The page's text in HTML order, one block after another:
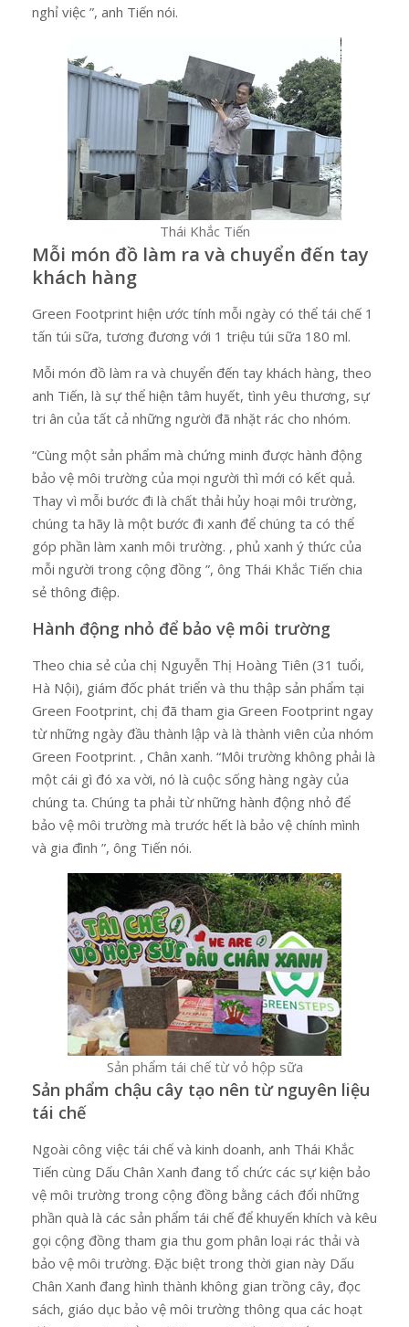
nghỉ việc ”, anh Tiến nói.
Thái Khắc Tiến
Mỗi món đồ làm ra và chuyển đến tay
khách hàng
Green Footprint hiện ước tính mỗi ngày có thể tái chế 1
tấn túi sữa, tương đương với 1 triệu túi sữa 180 ml.
Mỗi món đồ làm ra và chuyển đến tay khách hàng, theo
anh Tiến, là sự thể hiện tâm huyết, tình yêu thương, sự
tri ân của tất cả những người đã nhặt rác cho nhóm.
“Cùng một sản phẩm mà chứng minh được hành động
bảo vệ môi trường của mọi người thì mới có kết quả.
Thay vì mỗi bước đi là chất thải hủy hoại môi trường,
chúng ta hãy là một bước đi xanh để chúng ta có thể
góp phần làm xanh môi trường. , phủ xanh ý thức của
mỗi người trong cộng đồng ”, ông Thái Khắc Tiến chia
sẻ thông điệp.
Hành động nhỏ để bảo vệ môi trường
Theo chia sẻ của chị Nguyễn Thị Hoàng Tiên (31 tuổi,
Hà Nội), giám đốc phát triển và thu thập sản phẩm tại
Green Footprint, chị đã tham gia Green Footprint ngay
từ những ngày đầu thành lập và là thành viên của nhóm
Green Footprint. , Chân xanh. “Môi trường không phải là
một cái gì đó xa vời, nó là cuộc sống hàng ngày của
chúng ta. Chúng ta phải từ những hành động nhỏ để
bảo vệ môi trường mà trước hết là bảo vệ chính mình
và gia đình ”, ông Tiến nói.
Sản phẩm tái chế từ vỏ hộp sữa
Sản phẩm chậu cây tạo nên từ nguyên liệu
tái chế
Ngoài công việc tái chế và kinh doanh, anh Thái Khắc
Tiến cùng Dấu Chân Xanh đang tổ chức các sự kiện bảo
vệ môi trường trong cộng đồng bằng cách đổi những
phần quà là các sản phẩm tái chế để khuyến khích và kêu
gọi cộng đồng tham gia thu gom phân loại rác thải và
bảo vệ môi trường. Đặc biệt trong thời gian này Dấu
Chân Xanh đang hình thành không gian trồng cây, đọc
sách, giáo dục bảo vệ môi trường thông qua các hoạt